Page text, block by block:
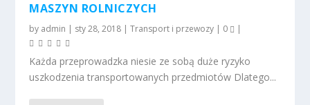
MASZYN ROLNICZYCH
by admin | sty 28, 2018 |Transport i przewozy | 0 |
Każda przeprowadzka niesie ze sobą duże ryzyko
uszkodzenia transportowanych przedmiotów Dlatego...